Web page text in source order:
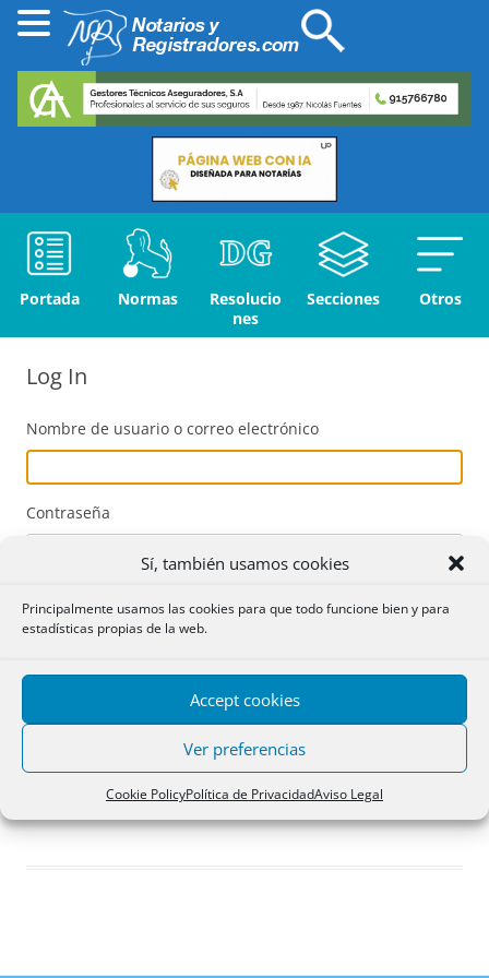
Sí, también usamos cookies
Principalmente usamos las cookies para que todo funcione bien y para
estadísticas propias de la web.
Accept cookies
Ver preferencias
Cookie PolicyPolítica de PrivacidadAviso Legal
Portada Normas
Resolucio
nes
Secciones Otros
Log In
Nombre de usuario o correo electrónico
Contraseña
Acceder
Registro
¿Has olvidado tu contraseña?